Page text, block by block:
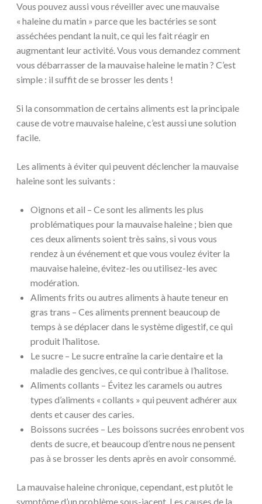
Vous pouvez aussi vous réveiller avec une mauvaise
« haleine du matin » parce que les bactéries se sont
asséchées pendant la nuit, ce qui les fait réagir en
augmentant leur activité. Vous vous demandez comment
vous débarrasser de la mauvaise haleine le matin ? C’est
simple : il suffit de se brosser les dents !
Si la consommation de certains aliments est la principale
cause de votre mauvaise haleine, c’est aussi une solution
facile.
Les aliments à éviter qui peuvent déclencher la mauvaise
haleine sont les suivants :
Oignons et ail – Ce sont les aliments les plus
problématiques pour la mauvaise haleine ; bien que
ces deux aliments soient très sains, si vous vous
rendez à un événement et que vous voulez éviter la
mauvaise haleine, évitez-les ou utilisez-les avec
modération.
Aliments frits ou autres aliments à haute teneur en
gras trans – Ces aliments prennent beaucoup de
temps à se déplacer dans le système digestif, ce qui
produit l’halitose.
Le sucre – Le sucre entraîne la carie dentaire et la
maladie des gencives, ce qui contribue à l’halitose.
Aliments collants – Évitez les caramels ou autres
types d’aliments « collants » qui peuvent adhérer aux
dents et causer des caries.
Boissons sucrées – Les boissons sucrées enrobent vos
dents de sucre, et beaucoup d’entre nous ne pensent
pas à se brosser les dents après en avoir consommé.
La mauvaise haleine chronique, cependant, est plutôt le
symptôme d’un problème sous-jacent. Les causes de la